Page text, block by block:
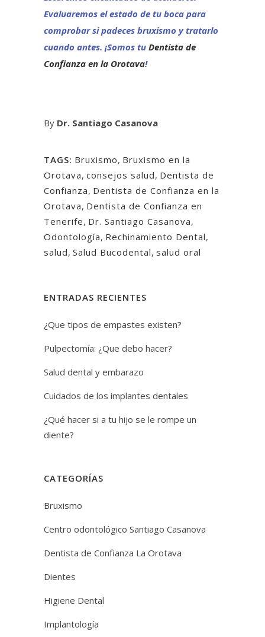
Evaluaremos el estado de tu boca para
comprobar si padeces bruxismo y tratarlo
cuando antes. ¡Somos tu Dentista de
Confianza en la Orotava!
By Dr. Santiago Casanova
TAGS: Bruxismo, Bruxismo en la
Orotava, consejos salud, Dentista de
Confianza, Dentista de Confianza en la
Orotava, Dentista de Confianza en
Tenerife, Dr. Santiago Casanova,
Odontología, Rechinamiento Dental,
salud, Salud Bucodental, salud oral
ENTRADAS RECIENTES
¿Que tipos de empastes existen?
Pulpectomía: ¿Que debo hacer?
Salud dental y embarazo
Cuidados de los implantes dentales
¿Qué hacer si a tu hijo se le rompe un
diente?
CATEGORÍAS
Bruxismo
Centro odontológico Santiago Casanova
Dentista de Confianza La Orotava
Dientes
Higiene Dental
Implantología